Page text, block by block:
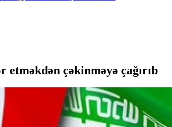
çəkinməyə çağırıb